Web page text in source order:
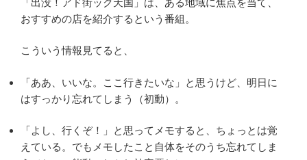
おすすめの店を紹介するという番組。
こういう情報見てると、
「ああ、いいな。ここ行きたいな」と思うけど、明日に
はすっかり忘れてしまう（初動）。
「よし、行くぞ！」と思ってメモすると、ちょっとは覚
えている。でもメモしたこと自体をそのうち忘れてしま